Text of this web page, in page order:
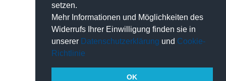
setzen.
Mehr Informationen und Möglichkeiten des
Widerrufs Ihrer Einwilligung finden sie in
unserer Datenschutzerklärung und Cookie-
Richtlinie
OK